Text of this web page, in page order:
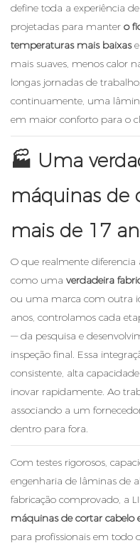
define toda a experiência
projetadas para manter o
temperaturas mais baixase
mais suaves, menos calor
longas jornadas de
continuamente, uma
em maior conforto para o
🏭 Uma
máquinas de
mais de 17
O que realmente diferencia
como uma verdadeira
ou uma marca com outra
anos, controlamos cada
— da pesquisa e
inspeção final. Essa
consistente, alta
inovar rapidamente. Ao
associando a um
dentro para fora.
Com testes rigorosos,
engenharia de lâminas de
fabricação comprovado, a
máquinas de cortar cabelo
para profissionais em todo